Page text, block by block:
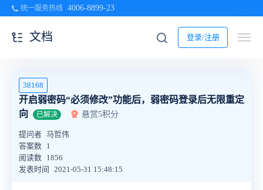
统一服务热线 4006-8899-23
登录/注册
文档
38168
开启弱密码“必须修改”功能后，弱密码登录后无限重定
向
已解决 悬赏5积分
提问者 马哲伟
答案数 1
阅读数 1856
发表时间
2021-05-31 15:48:15